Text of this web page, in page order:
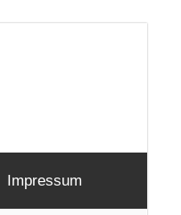
Impressum